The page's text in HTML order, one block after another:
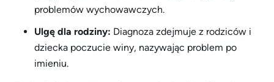
problemów wychowawczych.
Ulgę dla rodziny: Diagnoza zdejmuje z rodziców i
dziecka poczucie winy, nazywając problem po
imieniu.